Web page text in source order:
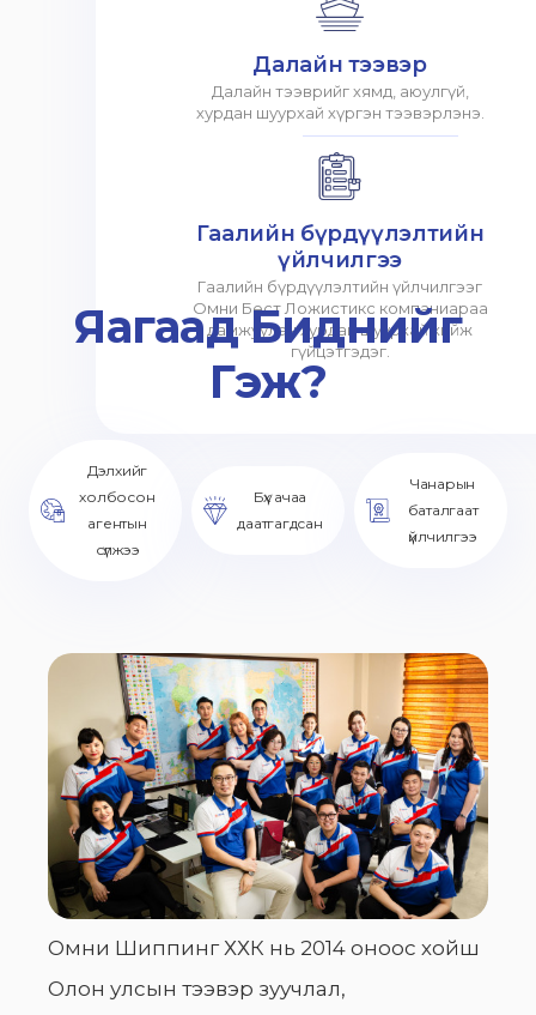
Далайн тээвэр
Далайн тээврийг хямд, аюулгүй,
хурдан шуурхай хүргэн тээвэрлэнэ.
Гаалийн бүрдүүлэлтийн
үйлчилгээ
Гаалийн бүрдүүлэлтийн үйлчилгээг
Омни Бест Ложистикс компаниараа
дамжуулан хурдан шуурхай хийж
гүйцэтгэдэг.
Яагаад Биднийг
Гэж?
Дэлхийг
холбосон
агентын
сүлжээ
Бүх ачаа
даатгагдсан
Чанарын
баталгаат
үйлчилгээ
Омни Шиппинг ХХК нь 2014 оноос хойш
Олон улсын тээвэр зуучлал,